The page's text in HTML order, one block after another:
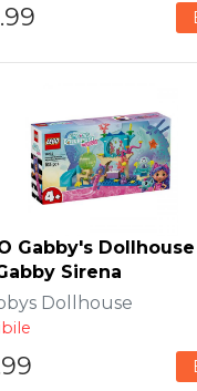
Gabby's
Sirena
Dollhouse